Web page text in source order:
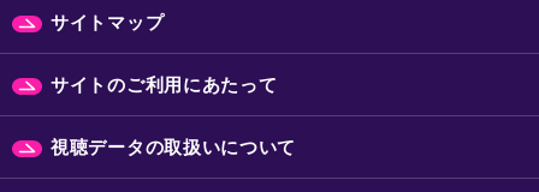
サイトマップ
サイトのご利用にあたって
視聴データの取扱いについて